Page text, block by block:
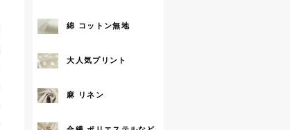
綿 コットン無地
大人気プリント
麻 リネン